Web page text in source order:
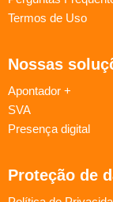
Termos de Uso
Nossas
Apontador +
SVA
Presença digital
Proteção de